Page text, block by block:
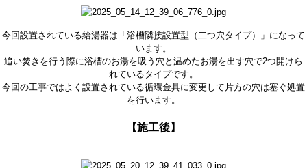
今回設置されている給湯器は「浴槽隣接設置型（二つ穴タイプ）」になって
います。
追い焚きを行う際に浴槽のお湯を吸う穴と温めたお湯を出す穴で2つ開けら
れているタイプです。
今回の工事ではよく設置されている循環金具に変更して片方の穴は塞ぐ処置
を行います。
【施工後】